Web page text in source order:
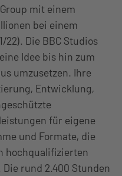
mit einem
bei einem
22). Die BBC Studios
Idee bis hin zum
umzusetzen. Ihre
Entwicklung,
für eigene
und Formate, die
hochqualifizierten
rund 2.400 Stunden